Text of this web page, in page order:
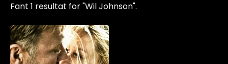
Fant 1 resultat for "Wil Johnson".